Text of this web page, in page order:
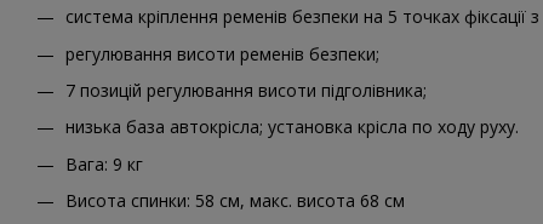
система кріплення ременів безпеки на 5 точках
регулювання висоти ременів безпеки;
7 позицій регулювання висоти підголівника;
низька база автокрісла; установка крісла по ходу руху.
Вага: 9 кг
Висота спинки: 58 см, макс. висота 68 см